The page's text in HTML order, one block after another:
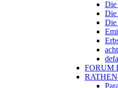
Die
Die
Die
FORUM